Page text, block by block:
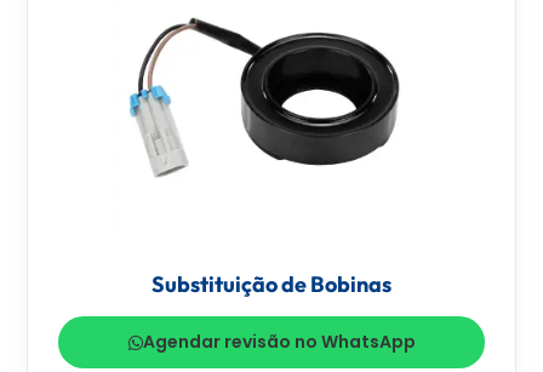
Substituição de Bobinas
Agendar revisão no WhatsApp